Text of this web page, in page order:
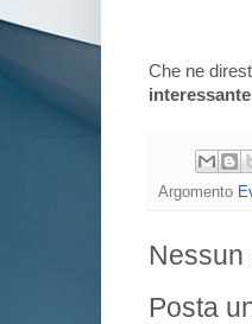
Che ne
Argomento
Nessun
Posta